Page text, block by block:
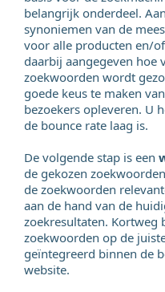
belangrijk onderdeel.
synoniemen van de
voor alle producten en/
daarbij aangegeven hoe
zoekwoorden wordt
goede keus te maken
bezoekers opleveren. U
de bounce rate laag is.
De volgende stap is een
de gekozen
de zoekwoorden
aan de hand van de
zoekresultaten. Kortweg
zoekwoorden op de
geïntegreerd binnen de
website.